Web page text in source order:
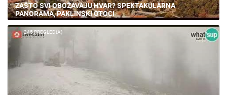
ZAŠTO SVI OBOŽAVAJU HVAR? SPEKTAKULARNA
PANORAMA, PAKLINSKI OTOCI
245 PREGLED(A)